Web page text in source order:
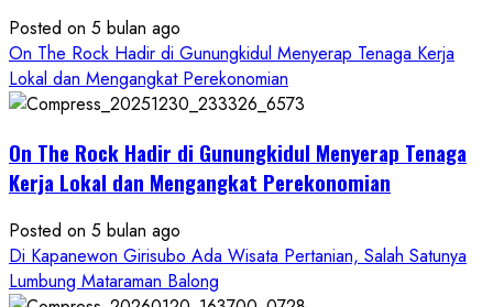
Posted on 5 bulan ago
On The Rock Hadir di Gunungkidul Menyerap Tenaga Kerja
Lokal dan Mengangkat Perekonomian
On The Rock Hadir di Gunungkidul Menyerap Tenaga
Kerja Lokal dan Mengangkat Perekonomian
Posted on 5 bulan ago
Di Kapanewon Girisubo Ada Wisata Pertanian, Salah Satunya
Lumbung Mataraman Balong